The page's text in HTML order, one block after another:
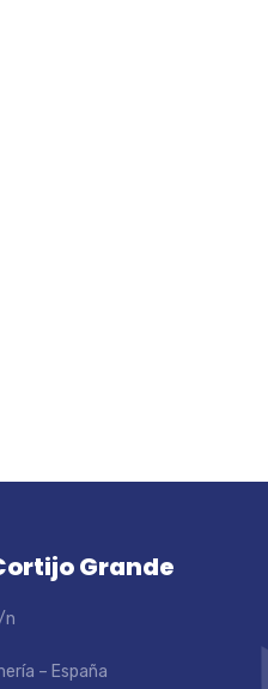
Grande
n
– España